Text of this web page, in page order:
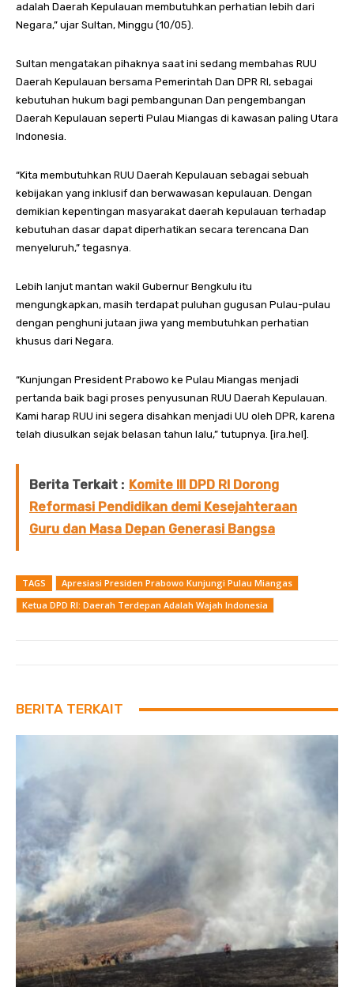
adalah Daerah Kepulauan membutuhkan perhatian lebih dari
Negara,” ujar Sultan, Minggu (10/05).
Sultan mengatakan pihaknya saat ini sedang membahas RUU
Daerah Kepulauan bersama Pemerintah Dan DPR RI, sebagai
kebutuhan hukum bagi pembangunan Dan pengembangan
Daerah Kepulauan seperti Pulau Miangas di kawasan paling Utara
Indonesia.
“Kita membutuhkan RUU Daerah Kepulauan sebagai sebuah
kebijakan yang inklusif dan berwawasan kepulauan. Dengan
demikian kepentingan masyarakat daerah kepulauan terhadap
kebutuhan dasar dapat diperhatikan secara terencana Dan
menyeluruh,” tegasnya.
Lebih lanjut mantan wakil Gubernur Bengkulu itu
mengungkapkan, masih terdapat puluhan gugusan Pulau-pulau
dengan penghuni jutaan jiwa yang membutuhkan perhatian
khusus dari Negara.
“Kunjungan President Prabowo ke Pulau Miangas menjadi
pertanda baik bagi proses penyusunan RUU Daerah Kepulauan.
Kami harap RUU ini segera disahkan menjadi UU oleh DPR, karena
telah diusulkan sejak belasan tahun lalu,” tutupnya. [ira.hel].
Berita Terkait : Komite III DPD RI Dorong
Reformasi Pendidikan demi Kesejahteraan
Guru dan Masa Depan Generasi Bangsa
TAGS
Apresiasi Presiden Prabowo Kunjungi Pulau Miangas
Ketua DPD RI: Daerah Terdepan Adalah Wajah Indonesia
BERITA TERKAIT